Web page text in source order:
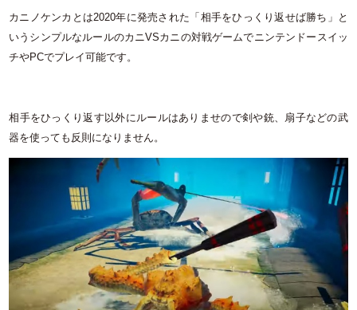
カニノケンカとは2020年に発売された「相手をひっくり返せば勝ち」と
いうシンプルなルールのカニVSカニの対戦ゲームでニンテンドースイッ
チやPCでプレイ可能です。
相手をひっくり返す以外にルールはありませので剣や銃、扇子などの武
器を使っても反則になりません。